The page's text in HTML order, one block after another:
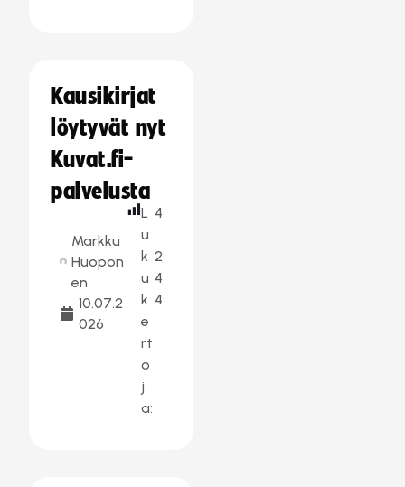
Kausikirjat
löytyvät nyt
Kuvat.fi-
palvelusta
Markku
Huopon
en
10.07.2
026
L
u
k
u
k
e
rt
o
j
a:
4
2
4
4